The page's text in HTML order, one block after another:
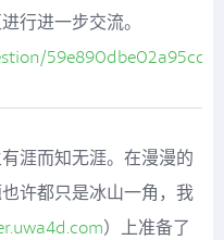
行进一步交流。
涯而知无涯。在漫漫的
许都只是冰山一角，我
）上准备了